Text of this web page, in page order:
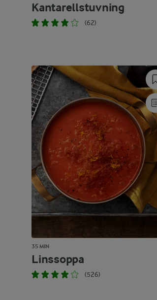
Kantarellstuvning
(62)
35 MIN
Linssoppa
(526)